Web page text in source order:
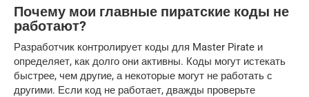
Почему мои главные пиратские коды не
работают?
Разработчик контролирует коды для Master Pirate и
определяет, как долго они активны. Коды могут истекать
быстрее, чем другие, а некоторые могут не работать с
другими. Если код не работает, дважды проверьте